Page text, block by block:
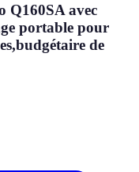
Q160SA avec
portable pour
de